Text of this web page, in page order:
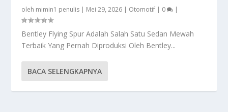
oleh mimin1 penulis | Mei 29, 2026 | Otomotif | 0 |
Bentley Flying Spur Adalah Salah Satu Sedan Mewah
Terbaik Yang Pernah Diproduksi Oleh Bentley...
BACA SELENGKAPNYA